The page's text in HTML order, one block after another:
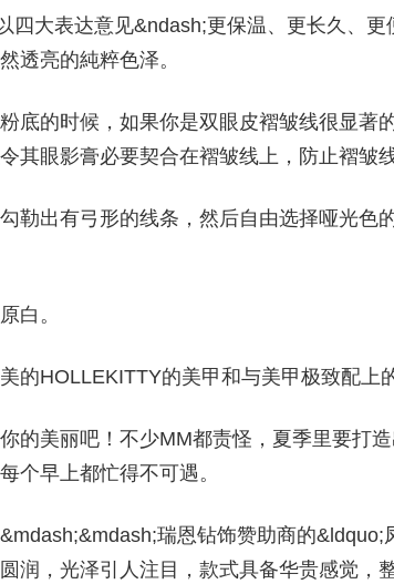
四大表达意见&ndash;更保温、更长久、
透亮的純粹色泽。
底的时候，如果你是双眼皮褶皱线很显著
其眼影膏必要契合在褶皱线上，防止褶皱
勒出有弓形的线条，然后自由选择哑光色
白。
的HOLLEKITTY的美甲和与美甲极致配上
的美丽吧！不少MM都责怪，夏季里要打
个早上都忙得不可遇。
瑞恩钻饰赞助商的&ldquo;
润，光泽引人注目，款式具备华贵感觉，